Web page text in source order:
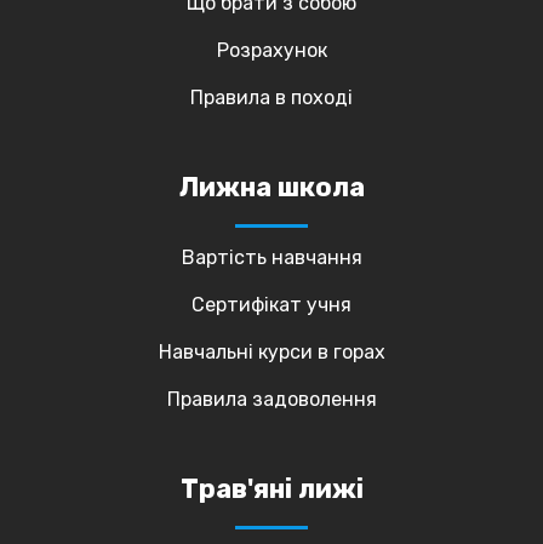
Розрахунок
Правила в поході
Лижна школа
Вартість навчання
Сертифікат учня
Навчальні курси в горах
Правила задоволення
Трав'яні лижі